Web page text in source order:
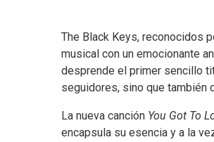
The Black Keys, reconocidos
musical con un emocionante
desprende el primer sencillo
seguidores, sino que también
La nueva canción You Got To
encapsula su esencia y a la